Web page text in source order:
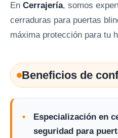
En Cerrajería, somos
cerraduras para puertas
máxima protección para tu
Beneficios de
Especialización en
seguridad para